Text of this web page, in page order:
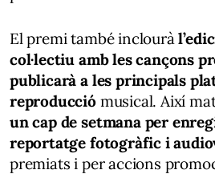
El premi també inclourà
col·lectiu amb les cançons
publicarà a les principals
reproducció musical. Així
un cap de setmana per
reportatge fotogràfic i
premiats i per accions